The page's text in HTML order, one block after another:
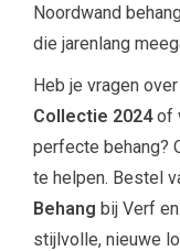
Noordwand
die jarenlang
Heb je vragen
Collectie 2024of
perfecte behang?
te helpen. Bestel
Behang bij Verf
stijlvolle, nieuwe